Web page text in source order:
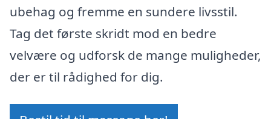
ubehag og fremme en sundere livsstil.
Tag det første skridt mod en bedre
velvære og udforsk de mange muligheder,
der er til rådighed for dig.